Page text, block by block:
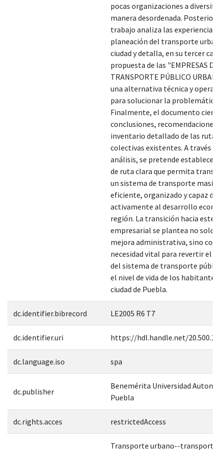
pocas organizaciones a
manera desordenada.
trabajo analiza las experiencias
planeación del transporte
ciudad y detalla, en su tercer
propuesta de las "EMPRESAS DE
TRANSPORTE PÚBLICO
una alternativa técnica y
para solucionar la problemática
Finalmente, el documento
conclusiones, recomendaciones
inventario detallado de las rutas
colectivas existentes. A través
análisis, se pretende establecer
de ruta clara que permita
un sistema de transporte
eficiente, organizado y capaz
activamente al desarrollo
región. La transición hacia este
empresarial se plantea no solo
mejora administrativa, sino
necesidad vital para revertir el
del sistema de transporte
el nivel de vida de los habitantes
ciudad de Puebla.
dc.identifier.bibrecord LE2005 R6 T7
dc.identifier.uri https://hdl.handle.net/
dc.language.iso spa
dc.publisher
Benemérita Universidad
Puebla
dc.rights.acces restrictedAccess
Transporte urbano--transporte